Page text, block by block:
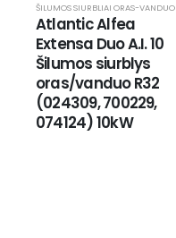
ŠILUMOS SIURBLIAI ORAS-VANDUO
Atlantic Alfea
Extensa Duo A.I. 10
Šilumos siurblys
oras/vanduo R32
(024309, 700229,
074124) 10kW